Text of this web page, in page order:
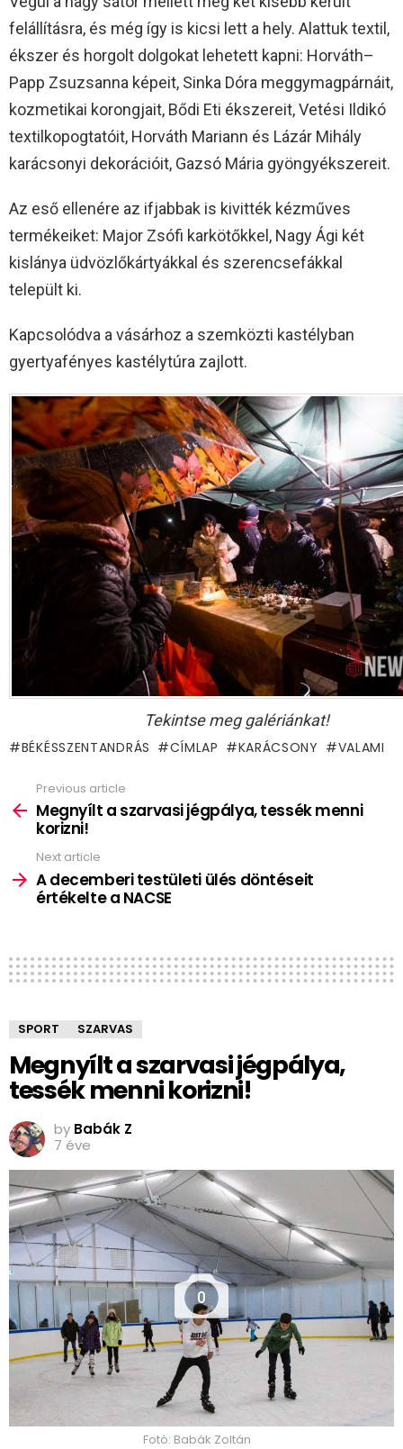
felállításra, és még így is kicsi lett a hely. Alattuk textil,
ékszer és horgolt dolgokat lehetett kapni: Horváth–
Papp Zsuzsanna képeit, Sinka Dóra meggymagpárnáit,
kozmetikai korongjait, Bődi Eti ékszereit, Vetési Ildikó
textilkopogtatóit, Horváth Mariann és Lázár Mihály
karácsonyi dekorációit, Gazsó Mária gyöngyékszereit.
Az eső ellenére az ifjabbak is kivitték kézműves
termékeiket: Major Zsófi karkötőkkel, Nagy Ági két
kislánya üdvözlőkártyákkal és szerencsefákkal
települt ki.
Kapcsolódva a vásárhoz a szemközti kastélyban
gyertyafényes kastélytúra zajlott.
Tekintse meg galériánkat!
BÉKÉSSZENTANDRÁS CÍMLAP KARÁCSONY VALAMI
more
Previous article
Megnyílt a szarvasi jégpálya, tessék menni
korizni!
Next article
A decemberi testületi ülés döntéseit
értékelte a NACSE
SPORT SZARVAS
Megnyílt a szarvasi jégpálya,
tessék menni korizni!
by Babák Z
7 éve
0
Fotó: Babák Zoltán